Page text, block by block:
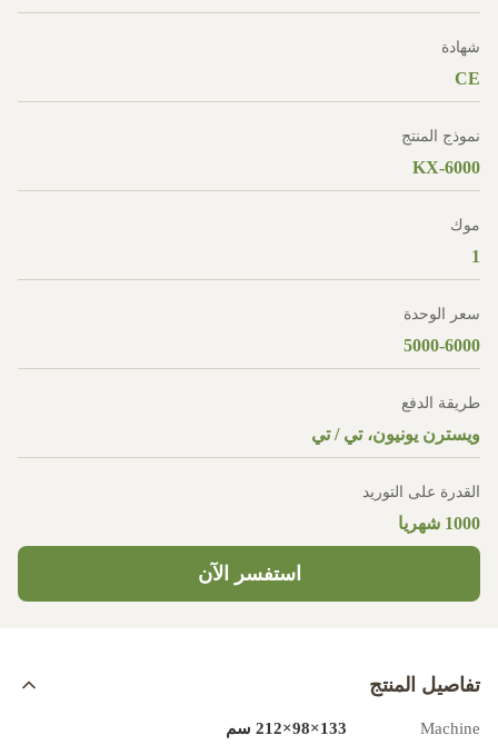
شهادة
CE
نموذج المنتج
KX-6000
موك
1
سعر الوحدة
5000-6000
طريقة الدفع
ويسترن يونيون، تي / تي
القدرة على التوريد
1000 شهريا
استفسر الآن
تفاصيل المنتج
Machine
133×98×212 سم